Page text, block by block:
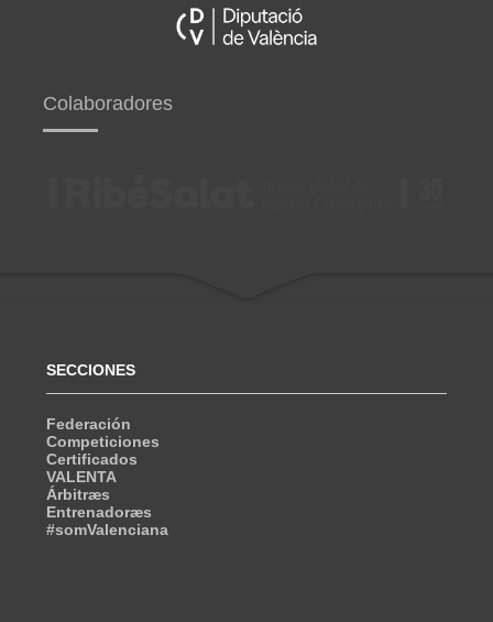
Colaboradores
SECCIONES
Federación
Competiciones
Certificados
VALENTA
Árbitræs
Entrenadoræs
#somValenciana